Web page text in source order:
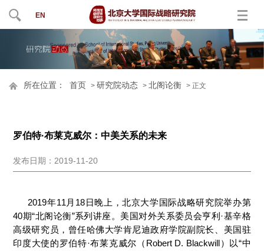
EN
所在位置： 首页 >研究院动态 >北阁论衡 > 正文
罗伯特·布莱克威尔：中美关系的未来
发布日期：2019-11-20
2019年11月18日晚上，北京大学国际战略研究院举办第
40期“北阁论衡”系列讲座。美国对外关系委员会亨利·基辛格
高级研究员，曾任哈佛大学肯尼迪政府学院副院长、美国驻
印度大使的罗伯特·布莱克威尔（Robert D. Blackwill）以“中